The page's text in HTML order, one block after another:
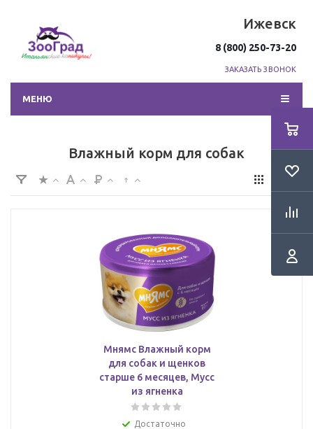
Ижевск
8 (800) 250-73-20
ЗАКАЗАТЬ ЗВОНОК
МЕНЮ
Влажный корм для собак
Мнямс Влажный корм
для собак и щенков
старше 6 месяцев, Мусс
из ягненка
Достаточно